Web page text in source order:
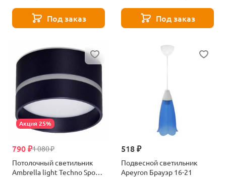
Под заказ Под заказ
Акция 25%
1 080 ₽
790 ₽
Потолочный светильник
Ambrella light Techno Spot
518 ₽
Подвесной светильник
Apeyron Брауэр 16-21